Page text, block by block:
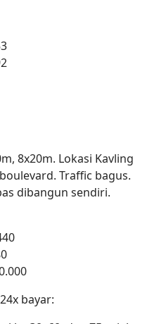
8x20m. Lokasi Kavling
Traffic bagus.
dibangun sendiri.
bayar: